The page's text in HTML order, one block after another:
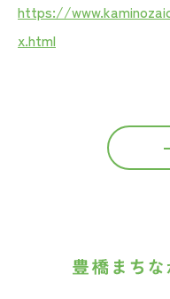
https://
x.html